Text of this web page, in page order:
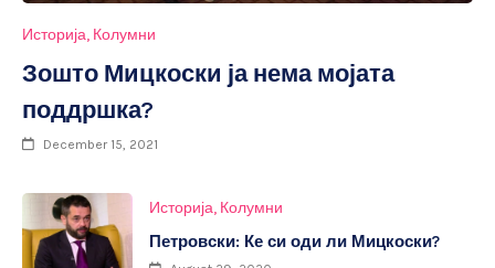
Историја Колумни
Зошто Мицкоски ја нема мојата
поддршка?
December 15, 2021
Историја Колумни
Петровски: Ке си оди ли Мицкоски?